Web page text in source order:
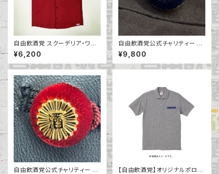
自由飲酒党 スクーデリア・ワー
クシャツ ロッソ・ネグリート
¥6,200
自由飲酒党公式チャリティー 酸
（笑）議院議員 正式徽章
¥9,800
自由飲酒党公式チャリティー 酒
【自由飲酒党】オリジナルポロシ